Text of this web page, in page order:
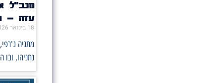
מנכ״ל
עזה –
18 בינואר 2026
מתניה
נתניהו,